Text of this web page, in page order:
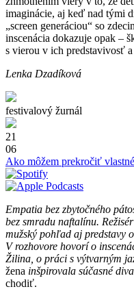
imaginácie, aj keď nad tými
„screen generáciou“ so
inscenácia dokazuje opak –
s vierou v ich predstavivosť
Lenka Dzadíková
festivalový žurnál
21
06
Ako môžem prekročiť
Empatia bez zbytočného
bez smradu naftalínu. Režisér
mužský pohľad aj predstavy
V rozhovore hovorí o
Žilina, o práci s výtvarným
žena inšpirovala súčasné
chodiť.